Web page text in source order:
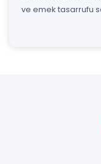
ve emek tasarrufu